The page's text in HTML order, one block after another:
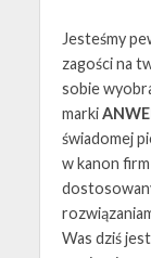
Jesteśmy
zagości na
sobie
marki
świadomej
w kanon
Was dziś